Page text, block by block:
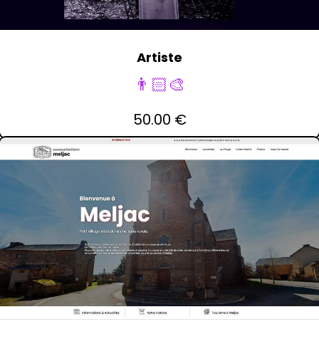
Artiste
👨🏻‍🎨
50.00 €